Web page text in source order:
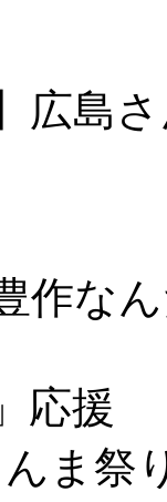
広島
作な
応援
ま祭